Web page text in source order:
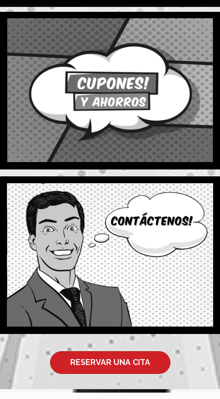
BUSCANDO AHORRAR ALGO DE DINERO?
En Mike's ofrecemos descuentos, cupones y
financiamiento para ahorrar dinero para nuestros
clientes actuales y nuevos. ¡Llame a Mighty Mike
hoy!
Aprende Más Aquí
VEA NUESTRA DIRECCIÓN O ENVÍENOS UN
CORREO ELECTRÓNICO.
Envíenos un mensaje y un representante de
atención al cliente se comunicará con usted lo
antes posible. ¡Llame a Mighty Mike hoy! (956)
686-1353.
Contáctenos
RESERVAR UNA CITA